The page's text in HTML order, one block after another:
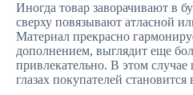
Иногда товар заворачивают в
сверху повязывают атласной
Материал прекрасно
дополнением, выглядит еще
привлекательно. В этом случае
глазах покупателей